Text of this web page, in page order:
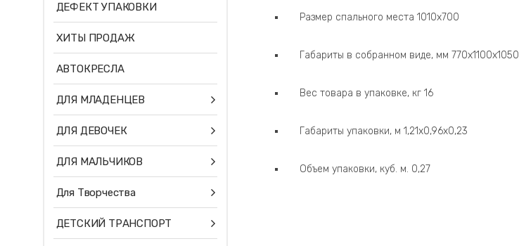
Размер спального места 1010х700
Габариты в собранном виде, мм 770х1100х1050
Вес товара в упаковке, кг 16
Габариты упаковки, м 1,21х0,96х0,23
Объем упаковки, куб. м. 0,27
ДЕФЕКТ УПАКОВКИ
ХИТЫ ПРОДАЖ
АВТОКРЕСЛА
ДЛЯ МЛАДЕНЦЕВ
ДЛЯ ДЕВОЧЕК
ДЛЯ МАЛЬЧИКОВ
Для Творчества
ДЕТСКИЙ ТРАНСПОРТ